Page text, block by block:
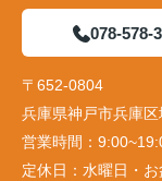
078-578-
〒652-0804
兵庫県神戸市兵庫
営業時間：
定休日： 水曜日・